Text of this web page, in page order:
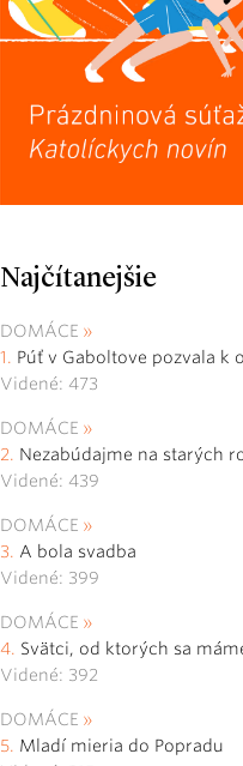
Najčítanejšie
DOMÁCE
Púť v Gaboltove pozvala k
Videné: 473
DOMÁCE
Nezabúdajme na starých
Videné: 439
DOMÁCE
A bola svadba
Videné: 399
DOMÁCE
Svätci, od ktorých sa
Videné: 392
DOMÁCE
Mladí mieria do Popradu